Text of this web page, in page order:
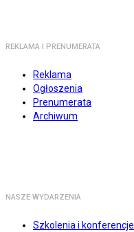
REKLAMA I PRENUMERATA
Reklama
Ogłoszenia
Prenumerata
Archiwum
NASZE WYDARZENIA
Szkolenia i konferencje